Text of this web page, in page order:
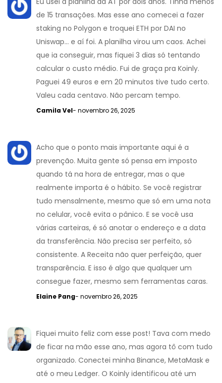
de 15 transações. Mas esse ano comecei a fazer
staking no Polygon e troquei ETH por DAI no
Uniswap... e aí foi. A planilha virou um caos. Achei
que ia conseguir, mas fiquei 3 dias só tentando
calcular o custo médio. Fui de graça pra Koinly.
Paguei 49 euros e em 20 minutos tive tudo certo.
Valeu cada centavo. Não percam tempo.
Camila Vel- novembro 26, 2025
Acho que o ponto mais importante aqui é a
prevenção. Muita gente só pensa em imposto
quando tá na hora de entregar, mas o que
realmente importa é o hábito. Se você registrar
tudo mensalmente, mesmo que só em uma nota
no celular, você evita o pânico. E se você usa
várias carteiras, é só anotar o endereço e a data
da transferência. Não precisa ser perfeito, só
consistente. A Receita não quer perfeição, quer
transparência. E isso é algo que qualquer um
consegue fazer, mesmo sem ferramentas caras.
Elaine Pang- novembro 26, 2025
Fiquei muito feliz com esse post! Tava com medo
de ficar na mão esse ano, mas agora tô com tudo
organizado. Conectei minha Binance, MetaMask e
até o meu Ledger. O Koinly identificou até um